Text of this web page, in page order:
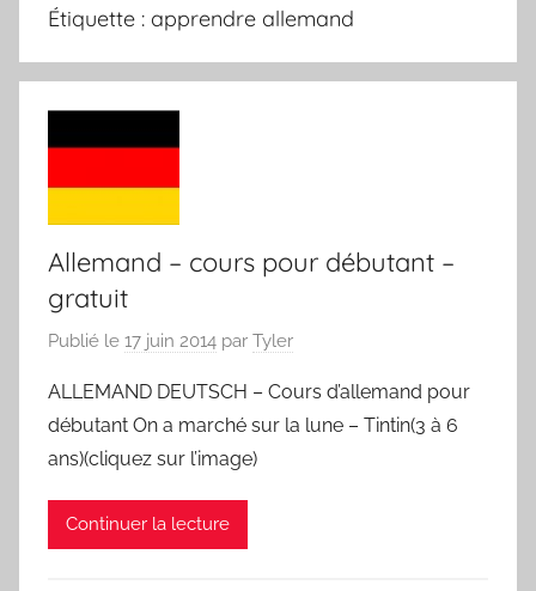
Étiquette : apprendre allemand
Allemand – cours pour débutant –
gratuit
Publié le 17 juin 2014 par Tyler
ALLEMAND DEUTSCH – Cours d’allemand pour
débutant On a marché sur la lune – Tintin(3 à 6
ans)(cliquez sur l’image)
Continuer la lecture